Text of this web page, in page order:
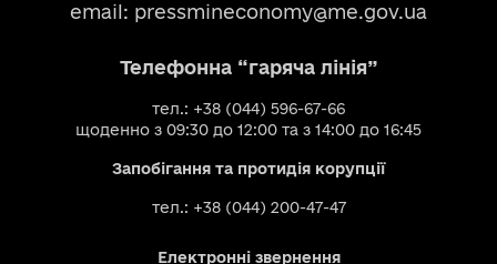
email: pressmineconomy@me.gov.ua
Телефонна “гаряча лінія”
тел.: +38 (044) 596-67-66
щоденно з 09:30 до 12:00 та з 14:00 до 16:45
Запобігання та протидія корупції
тел.: +38 (044) 200-47-47
Електронні звернення